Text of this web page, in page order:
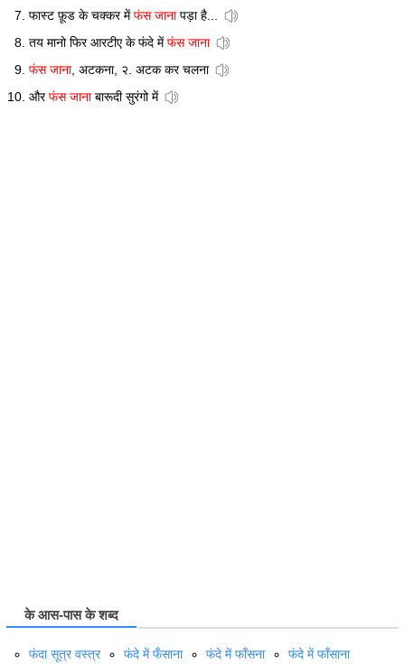
फास्ट फ़ूड के चक्कर मेंफंस जानापड़ा है...
तय मानो फिर आरटीए के फंदे मेंफंस जाना
फंस जाना, अटकना, २. अटक कर चलना
औरफंस जानाबारूदी सुरंगो में
के आस-पास के शब्द
फंदा सूत्र वस्त्र फंदे में फँसाना फंदे में फाँसना फंदे में फाँसाना